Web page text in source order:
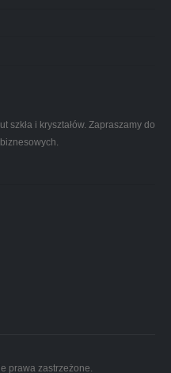
szkła i kryształów. Zapraszamy do
prawa zastrzeżone.